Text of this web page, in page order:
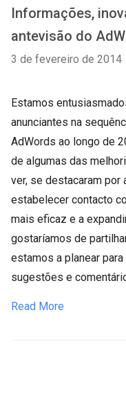
Informações,
antevisão do
3 de fevereiro de 2014
Estamos
anunciantes na
AdWords ao longo de
de algumas das
ver, se destacaram por
estabelecer contacto
mais eficaz e a
gostaríamos de
estamos a planear
sugestões e
Read More